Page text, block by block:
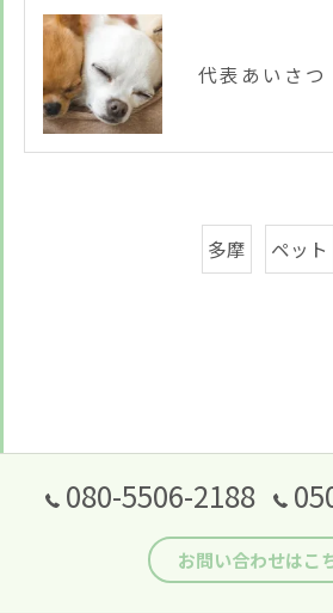
代表あいさつ
多摩 ペット
080-5506-2188
お問い合わせはこ